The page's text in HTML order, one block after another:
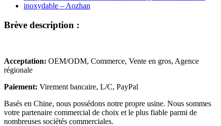
Brève description :
Acceptation: OEM/ODM, Commerce, Vente en gros, Agence
régionale
Paiement: Virement bancaire, L/C, PayPal
Basés en Chine, nous possédons notre propre usine. Nous sommes
votre partenaire commercial de choix et le plus fiable parmi de
nombreuses sociétés commerciales.